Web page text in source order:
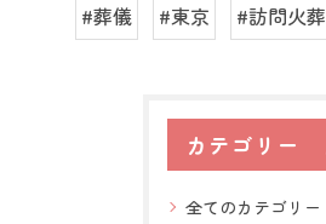
#葬儀 #東京 #訪問火葬
カテゴリー
全てのカテゴリー